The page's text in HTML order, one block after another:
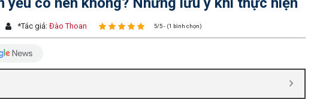
*Tác giả: Đào Thoan 5/5 - (1 bình chọn)